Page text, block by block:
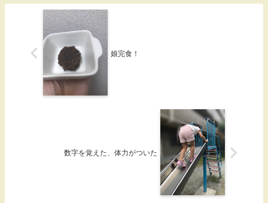
娘完食！
数字を覚えた、体力がついた